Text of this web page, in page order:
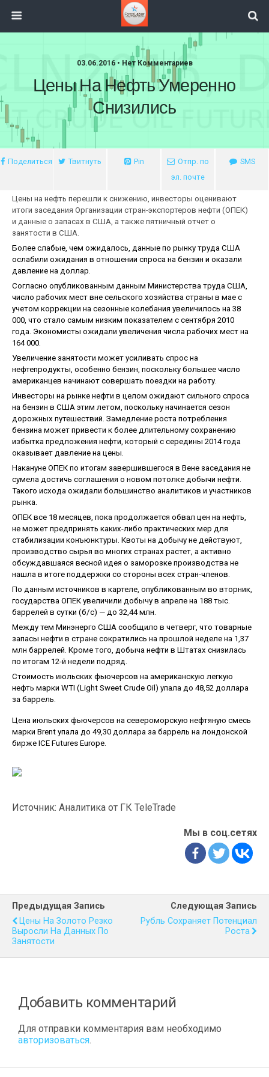
03.06.2016 • Нет Комментариев
Цены На Нефть Умеренно
Снизились
Поделиться Твитнуть Pin
Отпр. по
эл. почте
SMS
Цены на нефть перешли к снижению, инвесторы оценивают
итоги заседания Организации стран-экспортеров нефти (ОПЕК)
и данные о запасах в США, а также пятничный отчет о
занятости в США.
Более слабые, чем ожидалось, данные по рынку труда США
ослабили ожидания в отношении спроса на бензин и оказали
давление на доллар.
Согласно опубликованным данным Министерства труда США,
число рабочих мест вне сельского хозяйства страны в мае с
учетом коррекции на сезонные колебания увеличилось на 38
000, что стало самым низким показателем с сентября 2010
года. Экономисты ожидали увеличения числа рабочих мест на
164 000.
Увеличение занятости может усиливать спрос на
нефтепродукты, особенно бензин, поскольку большее число
американцев начинают совершать поездки на работу.
Инвесторы на рынке нефти в целом ожидают сильного спроса
на бензин в США этим летом, поскольку начинается сезон
дорожных путешествий. Замедление роста потребления
бензина может привести к более длительному сохранению
избытка предложения нефти, который с середины 2014 года
оказывает давление на цены.
Накануне ОПЕК по итогам завершившегося в Вене заседания не
сумела достичь соглашения о новом потолке добычи нефти.
Такого исхода ожидали большинство аналитиков и участников
рынка.
ОПЕК все 18 месяцев, пока продолжается обвал цен на нефть,
не может предпринять каких-либо практических мер для
стабилизации конъюнктуры. Квоты на добычу не действуют,
производство сырья во многих странах растет, а активно
обсуждавшаяся весной идея о заморозке производства не
нашла в итоге поддержки со стороны всех стран-членов.
По данным источников в картеле, опубликованным во вторник,
государства ОПЕК увеличили добычу в апреле на 188 тыс.
баррелей в сутки (б/с) — до 32,44 млн.
Между тем Минэнерго США сообщило в четверг, что товарные
запасы нефти в стране сократились на прошлой неделе на 1,37
млн баррелей. Кроме того, добыча нефти в Штатах снизилась
по итогам 12-й недели подряд.
Стоимость июльских фьючерсов на американскую легкую
нефть марки WTI (Light Sweet Crude Oil) упала до 48,52 доллара
за баррель.
Цена июльских фьючерсов на североморскую нефтяную смесь
марки Brent упала до 49,30 доллара за баррель на лондонской
бирже ICE Futures Europe.
Источник: Аналитика от ГК TeleTrade
Мы в соц.сетях
Предыдущая Запись
Цены На Золото Резко
Выросли На Данных По
Занятости
Следующая Запись
Рубль Сохраняет Потенциал
Роста
Добавить комментарий
Для отправки комментария вам необходимо
авторизоваться.